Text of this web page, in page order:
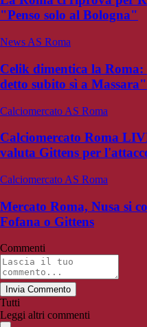
"Penso solo al Bologna"
News AS Roma
Celik dimentica la
detto subito sì a Massara"
Calciomercato AS Roma
Calciomercato Roma
valuta Gittens per
Calciomercato AS Roma
Mercato Roma, Nusa si
Fofana o Gittens
Commenti
Invia Commento
Tutti
Leggi altri commenti